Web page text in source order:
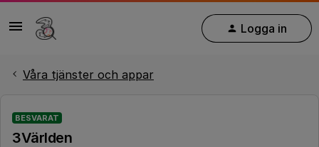
Logga in
Våra tjänster och appar
BESVARAT
3Världen